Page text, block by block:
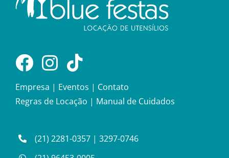
Empresa | Eventos | Contato
Regras de Locação | Manual de Cuidados
(21) 2281-0357 |3297-0746